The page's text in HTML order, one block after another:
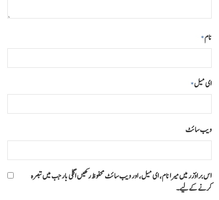
نام*
ای میل*
ویب‌ سائٹ
اس براؤزر میں میرا نام، ای میل، اور ویب سائٹ محفوظ رکھیں اگلی بار جب میں تبصرہ
کرنے کےلیے۔